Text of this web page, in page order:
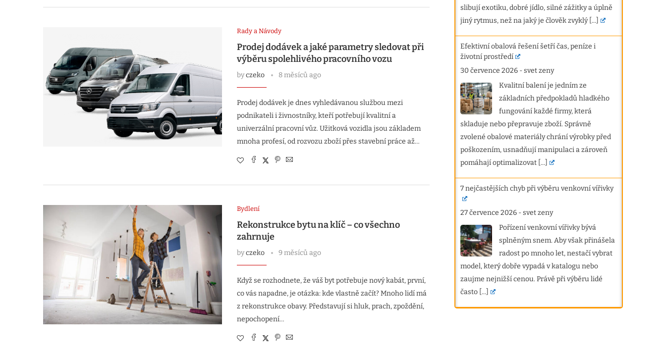
Rady a Návody
Prodej dodávek a jaké parametry sledovat při
výběru spolehlivého pracovního vozu
byczeko 8 měsíců ago
Prodej dodávek je dnes vyhledávanou službou mezi
podnikateli i živnostníky, kteří potřebují kvalitní a
univerzální pracovní vůz. Užitková vozidla jsou základem
mnoha profesí, od rozvozu zboží přes stavební práce až…
Bydlení
Rekonstrukce bytu na klíč – co všechno
zahrnuje
byczeko 9 měsíců ago
Když se rozhodnete, že váš byt potřebuje nový kabát, první,
co vás napadne, je otázka: kde vlastně začít? Mnoho lidí má
z rekonstrukce obavy. Představují si hluk, prach, zpoždění,
nepochopení…
slibují exotiku, dobré jídlo, silné zážitky a úplně
jiný rytmus, než na jaký je člověk zvyklý [...]
Efektivní obalová řešení šetří čas, peníze i
životní prostředí
30 července 2026 -svet zeny
Kvalitní balení je jedním ze
základních předpokladů hladkého
fungování každé firmy, která
skladuje nebo přepravuje zboží. Správně
zvolené obalové materiály chrání výrobky před
poškozením, usnadňují manipulaci a zároveň
pomáhají optimalizovat [...]
7 nejčastějších chyb při výběru venkovní vířivky
27 července 2026 -svet zeny
Pořízení venkovní vířivky bývá
splněným snem. Aby však přinášela
radost po mnoho let, nestačí vybrat
model, který dobře vypadá v katalogu nebo
zaujme nejnižší cenou. Právě při výběru lidé
často [...]